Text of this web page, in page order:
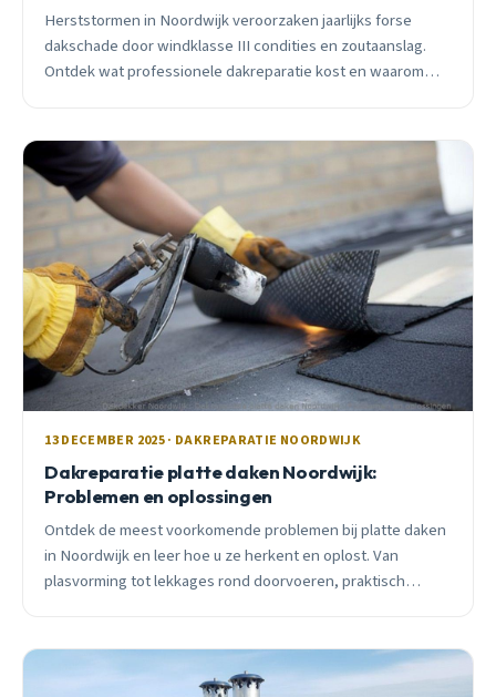
Herststormen in Noordwijk veroorzaken jaarlijks forse
dakschade door windklasse III condities en zoutaanslag.
Ontdek wat professionele dakreparatie kost en waarom
13 DECEMBER 2025 · DAKREPARATIE NOORDWIJK
Dakreparatie platte daken Noordwijk:
Problemen en oplossingen
Ontdek de meest voorkomende problemen bij platte daken
in Noordwijk en leer hoe u ze herkent en oplost. Van
plasvorming tot lekkages rond doorvoeren, praktisch